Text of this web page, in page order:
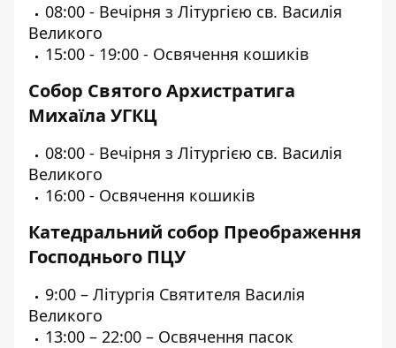
08:00 - Вечірня з Літургією св. Василія
Великого
15:00 - 19:00 - Освячення кошиків
Собор Святого Архистратига
Михаїла УГКЦ
08:00 - Вечірня з Літургією св. Василія
Великого
16:00 - Освячення кошиків
Катедральний собор Преображення
Господнього ПЦУ
9:00 – Літургія Святителя Василія
Великого
13:00 – 22:00 – Освячення пасок